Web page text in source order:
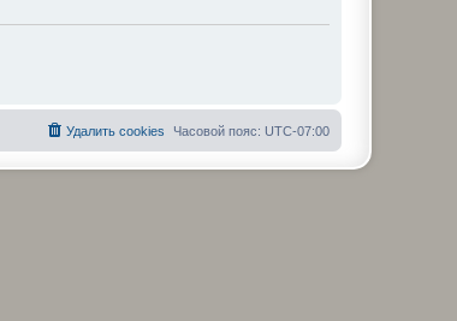
Часовой пояс: UTC-07:00
Удалить cookies